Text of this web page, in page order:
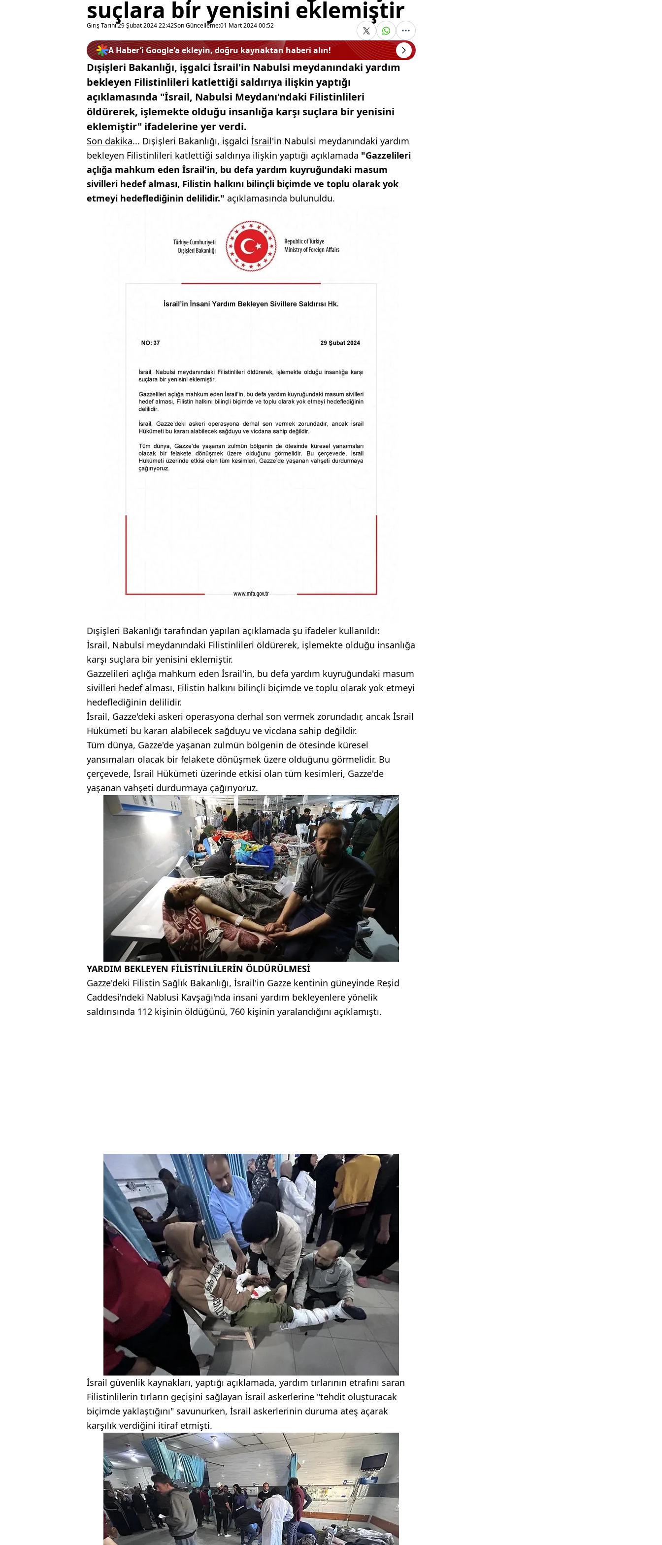
suçlara bir yenisini eklemiştir
Giriş Tarihi:29 Şubat 2024 22:42Son Güncelleme:01 Mart 2024 00:52
A Haber’i Google'a ekleyin, doğru kaynaktan haberi alın!
Dışişleri Bakanlığı, işgalci İsrail'in Nabulsi meydanındaki yardım
bekleyen Filistinlileri katlettiği saldırıya ilişkin yaptığı
açıklamasında "İsrail, Nabulsi Meydanı'ndaki Filistinlileri
öldürerek, işlemekte olduğu insanlığa karşı suçlara bir yenisini
eklemiştir" ifadelerine yer verdi.
Son dakika... Dışişleri Bakanlığı, işgalci İsrail'in Nabulsi meydanındaki yardım
bekleyen Filistinlileri katlettiği saldırıya ilişkin yaptığı açıklamada "Gazzelileri
açlığa mahkum eden İsrail'in, bu defa yardım kuyruğundaki masum
sivilleri hedef alması, Filistin halkını bilinçli biçimde ve toplu olarak yok
etmeyi hedeflediğinin delilidir." açıklamasında bulunuldu.
Dışişleri Bakanlığı tarafından yapılan açıklamada şu ifadeler kullanıldı:
İsrail, Nabulsi meydanındaki Filistinlileri öldürerek, işlemekte olduğu insanlığa
karşı suçlara bir yenisini eklemiştir.
Gazzelileri açlığa mahkum eden İsrail'in, bu defa yardım kuyruğundaki masum
sivilleri hedef alması, Filistin halkını bilinçli biçimde ve toplu olarak yok etmeyi
hedeflediğinin delilidir.
İsrail, Gazze'deki askeri operasyona derhal son vermek zorundadır, ancak İsrail
Hükümeti bu kararı alabilecek sağduyu ve vicdana sahip değildir.
Tüm dünya, Gazze'de yaşanan zulmün bölgenin de ötesinde küresel
yansımaları olacak bir felakete dönüşmek üzere olduğunu görmelidir. Bu
çerçevede, İsrail Hükümeti üzerinde etkisi olan tüm kesimleri, Gazze'de
yaşanan vahşeti durdurmaya çağırıyoruz.
YARDIM BEKLEYEN FİLİSTİNLİLERİN ÖLDÜRÜLMESİ
Gazze'deki Filistin Sağlık Bakanlığı, İsrail'in Gazze kentinin güneyinde Reşid
Caddesi'ndeki Nablusi Kavşağı'nda insani yardım bekleyenlere yönelik
saldırısında 112 kişinin öldüğünü, 760 kişinin yaralandığını açıklamıştı.
İsrail güvenlik kaynakları, yaptığı açıklamada, yardım tırlarının etrafını saran
Filistinlilerin tırların geçişini sağlayan İsrail askerlerine "tehdit oluşturacak
biçimde yaklaştığını" savunurken, İsrail askerlerinin duruma ateş açarak
karşılık verdiğini itiraf etmişti.